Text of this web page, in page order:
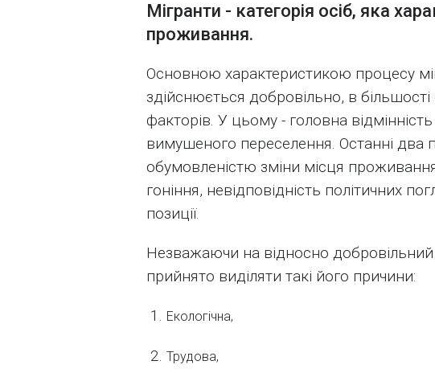
Мігранти - категорія осіб, яка
проживання.
Основною характеристикою процесу
здійснюється добровільно, в
факторів. У цьому - головна відмінність
вимушеного переселення. Останні
обумовленістю зміни місця проживання:
гоніння, невідповідність політичних
позиції.
Незважаючи на відносно добровільний
прийнято виділяти такі його причини:
Екологічна,
Трудова,